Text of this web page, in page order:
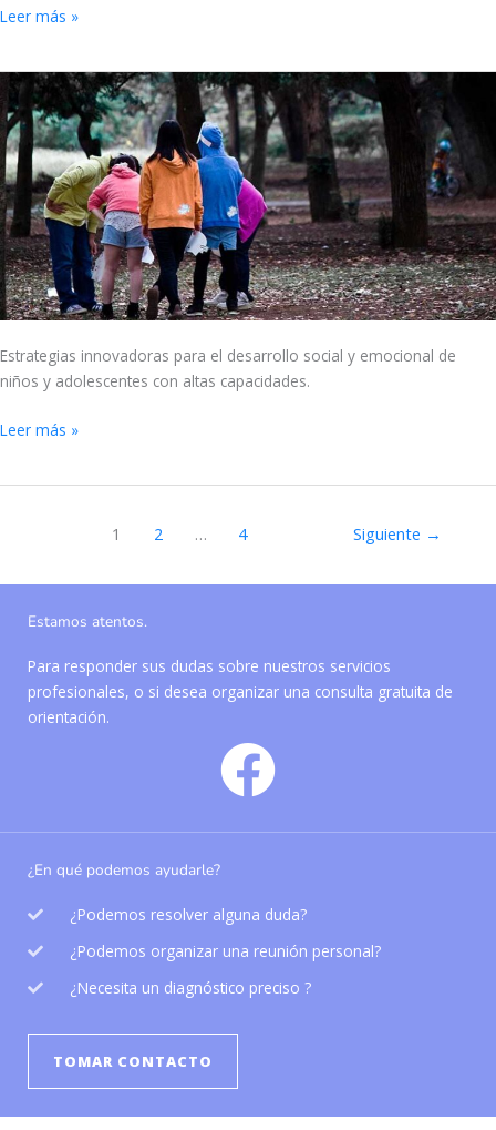
Leer más »
Estrategias innovadoras para el desarrollo social y emocional de
niños y adolescentes con altas capacidades.
Desarrollo
social
de
niños
con
altas
capacidades
Leer más »
1 2 … 4 Siguiente →
Estamos atentos.
Para responder sus dudas sobre nuestros servicios
profesionales, o si desea organizar una consulta gratuita de
orientación.
¿En qué podemos ayudarle?
¿Podemos resolver alguna duda?
¿Podemos organizar una reunión personal?
¿Necesita un diagnóstico preciso ?
TOMAR CONTACTO